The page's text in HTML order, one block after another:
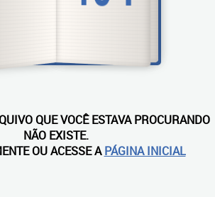
QUE VOCÊ ESTAVA PROCURANDO
NÃO EXISTE.
OU ACESSE APÁGINA INICIAL